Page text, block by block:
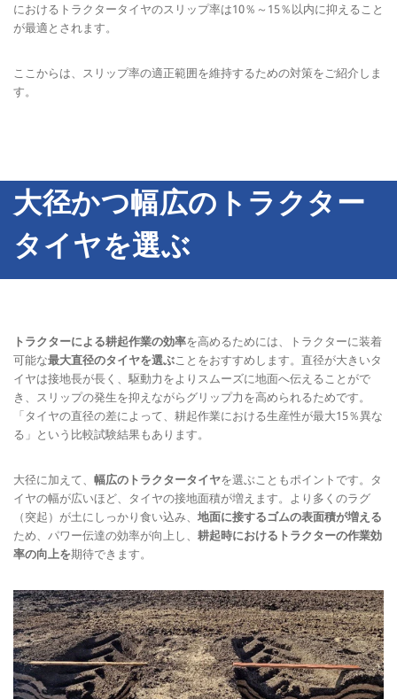
におけるトラクタータイヤのスリップ率は10％～15％以内に抑えること
が最適とされます。
ここからは、スリップ率の適正範囲を維持するための対策をご紹介しま
す。
大径かつ幅広のトラクター
タイヤを選ぶ
トラクターによる耕起作業の効率を高めるためには、トラクターに装着
可能な最大直径のタイヤを選ぶことをおすすめします。直径が大きいタ
イヤは接地長が長く、駆動力をよりスムーズに地面へ伝えることがで
き、スリップの発生を抑えながらグリップ力を高められるためです。
「タイヤの直径の差によって、耕起作業における生産性が最大15％異な
る」という比較試験結果もあります。
大径に加えて、 幅広のトラクタータイヤを選ぶこともポイントです。タ
イヤの幅が広いほど、タイヤの接地面積が増えます。より多くのラグ
（突起）が土にしっかり食い込み、 地面に接するゴムの表面積が増える
ため、パワー伝達の効率が向上し、 耕起時におけるトラクターの作業効
率の向上を期待できます。